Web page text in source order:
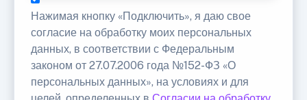
Нажимая кнопку «Подключить», я даю свое
согласие на обработку моих персональных
данных, в соответствии с Федеральным
законом от 27.07.2006 года №152-ФЗ «О
персональных данных», на условиях и для